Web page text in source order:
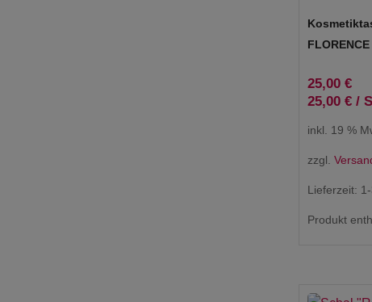
25,00 €
25,00 €/
inkl. 19 %
zzgl.
Lieferzeit:
Produkt